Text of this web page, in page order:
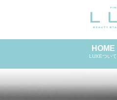
HOME
LUXEついて